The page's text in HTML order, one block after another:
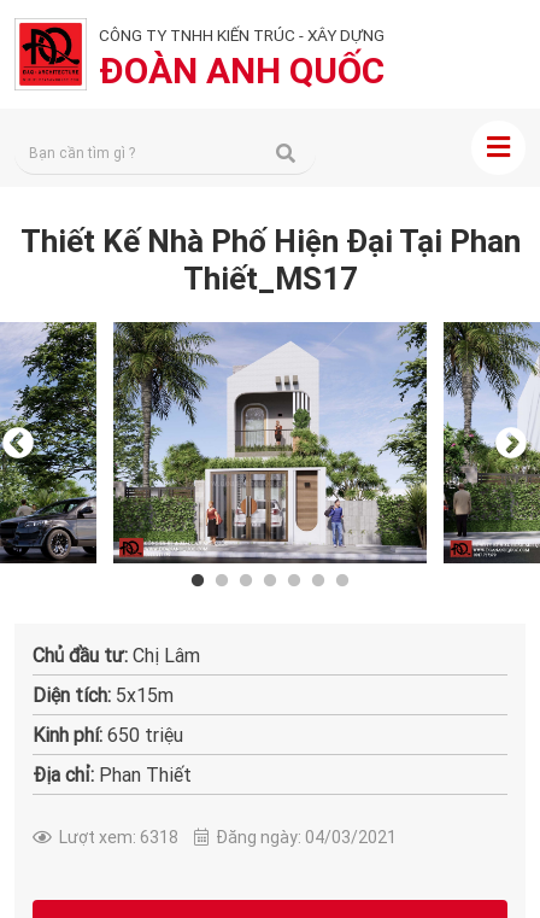
CÔNG TY TNHH KIẾN TRÚC - XÂY DỰNG
ĐOÀN ANH QUỐC
Thiết Kế Nhà Phố Hiện Đại Tại Phan
Thiết_MS17
Chủ đầu tư: Chị Lâm
Diện tích: 5x15m
Kinh phí: 650 triệu
Địa chỉ: Phan Thiết
Lượt xem: 6318 Đăng ngày: 04/03/2021